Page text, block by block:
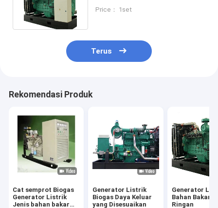
Price： 1set
Terus
Rekomendasi Produk
Cat semprot Biogas
Generator Listrik
Jenis bahan bakar
Generator Listrik
Biogas Daya Keluar
yang Disesuaikan
Generator
Bahan Bakar
Ringan